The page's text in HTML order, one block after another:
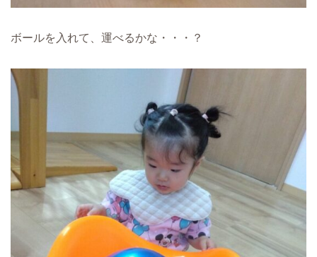
ボールを入れて、運べるかな・・・？